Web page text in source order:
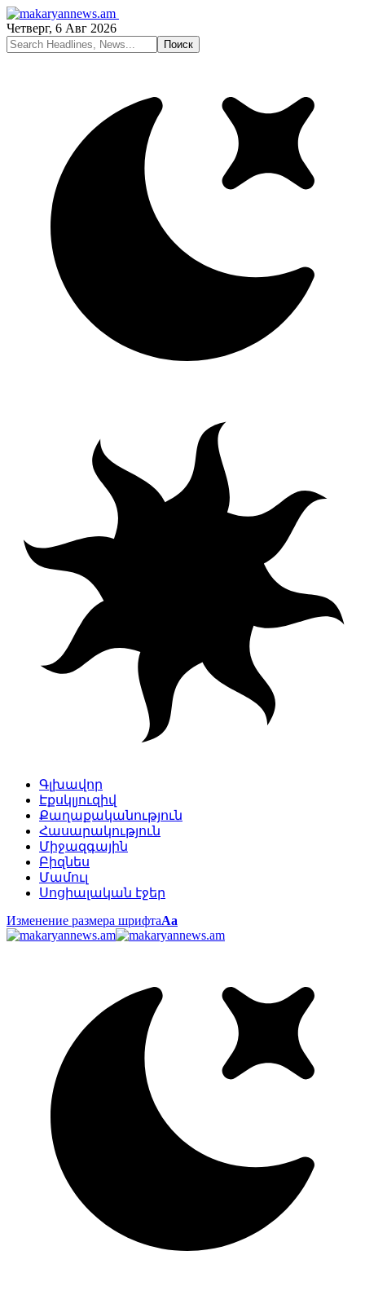
Четверг, 6 Авг 2026
Գլխավոր
Էքսկլյուզիվ
Քաղաքականություն
Հասարակություն
Միջազգային
Բիզնես
Մամուլ
Սոցիալական էջեր
Изменение размера шрифтаАа